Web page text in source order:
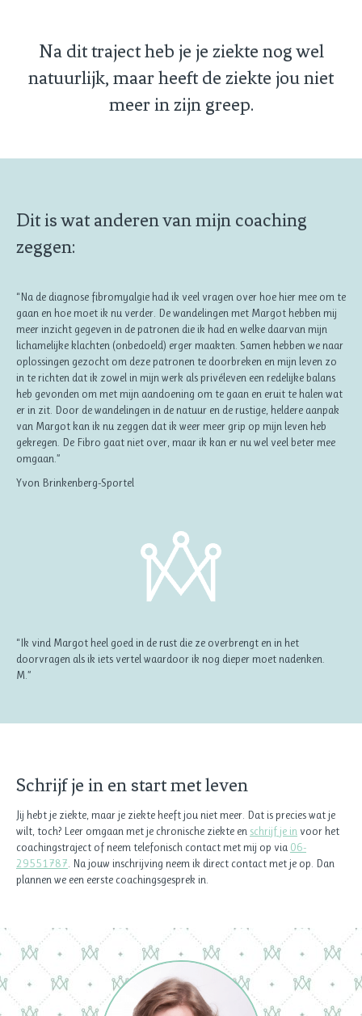
Na dit traject heb je je ziekte nog wel
natuurlijk, maar heeft de ziekte jou niet
meer in zijn greep.
Dit is wat anderen van mijn coaching
zeggen:
“Na de diagnose fibromyalgie had ik veel vragen over hoe hier mee om te
gaan en hoe moet ik nu verder. De wandelingen met Margot hebben mij
meer inzicht gegeven in de patronen die ik had en welke daarvan mijn
lichamelijke klachten (onbedoeld) erger maakten. Samen hebben we naar
oplossingen gezocht om deze patronen te doorbreken en mijn leven zo
in te richten dat ik zowel in mijn werk als privéleven een redelijke balans
heb gevonden om met mijn aandoening om te gaan en eruit te halen wat
er in zit. Door de wandelingen in de natuur en de rustige, heldere aanpak
van Margot kan ik nu zeggen dat ik weer meer grip op mijn leven heb
gekregen. De Fibro gaat niet over, maar ik kan er nu wel veel beter mee
omgaan.”
Yvon Brinkenberg-Sportel
“Ik vind Margot heel goed in de rust die ze overbrengt en in het
doorvragen als ik iets vertel waardoor ik nog dieper moet nadenken.
M.”
Schrijf je in en start met leven
Jij hebt je ziekte, maar je ziekte heeft jou niet meer. Dat is precies wat je
wilt, toch? Leer omgaan met je chronische ziekte en schrijf je in voor het
coachingstraject of neem telefonisch contact met mij op via 06-
29551787. Na jouw inschrijving neem ik direct contact met je op. Dan
plannen we een eerste coachingsgesprek in.